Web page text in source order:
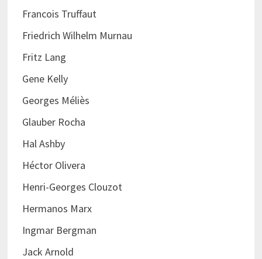
Francois Truffaut
Friedrich Wilhelm Murnau
Fritz Lang
Gene Kelly
Georges Méliès
Glauber Rocha
Hal Ashby
Héctor Olivera
Henri-Georges Clouzot
Hermanos Marx
Ingmar Bergman
Jack Arnold